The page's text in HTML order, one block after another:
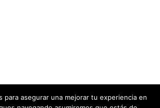
para asegurar una mejorar tu experiencia en